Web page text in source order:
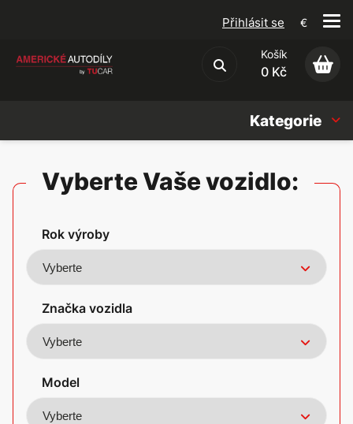
Obchodní podmínky
Přihlásit se €
Košík
0 Kč
Kategorie
Americké vozy
Vyberte Vaše vozidlo:
Rok výroby
Značka vozidla
Model